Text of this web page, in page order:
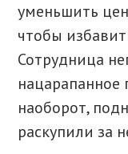
уменьшить
чтобы
Сотрудница
нацарапанное
наоборот,
раскупили за